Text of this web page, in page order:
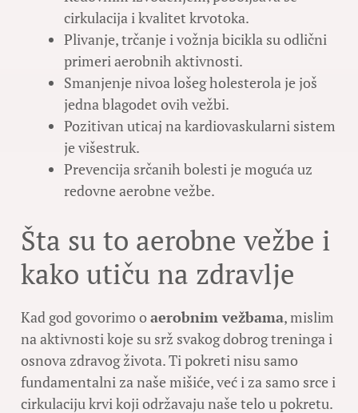
cirkulacija i kvalitet krvotoka.
Plivanje, trčanje i vožnja bicikla su odlični
primeri aerobnih aktivnosti.
Smanjenje nivoa lošeg holesterola je još
jedna blagodet ovih vežbi.
Pozitivan uticaj na kardiovaskularni sistem
je višestruk.
Prevencija srčanih bolesti je moguća uz
redovne aerobne vežbe.
Šta su to aerobne vežbe i
kako utiču na zdravlje
Kad god govorimo oaerobnim vežbama, mislim
na aktivnosti koje su srž svakog dobrog treninga i
osnova zdravog života. Ti pokreti nisu samo
fundamentalni za naše mišiće, već i za samo srce i
cirkulaciju krvi koji održavaju naše telo u pokretu.